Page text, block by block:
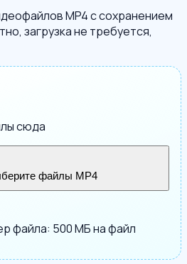
MP4 с сохранением
загрузка не требуется,
сюда
файлы MP4
файла: 500 МБ на файл